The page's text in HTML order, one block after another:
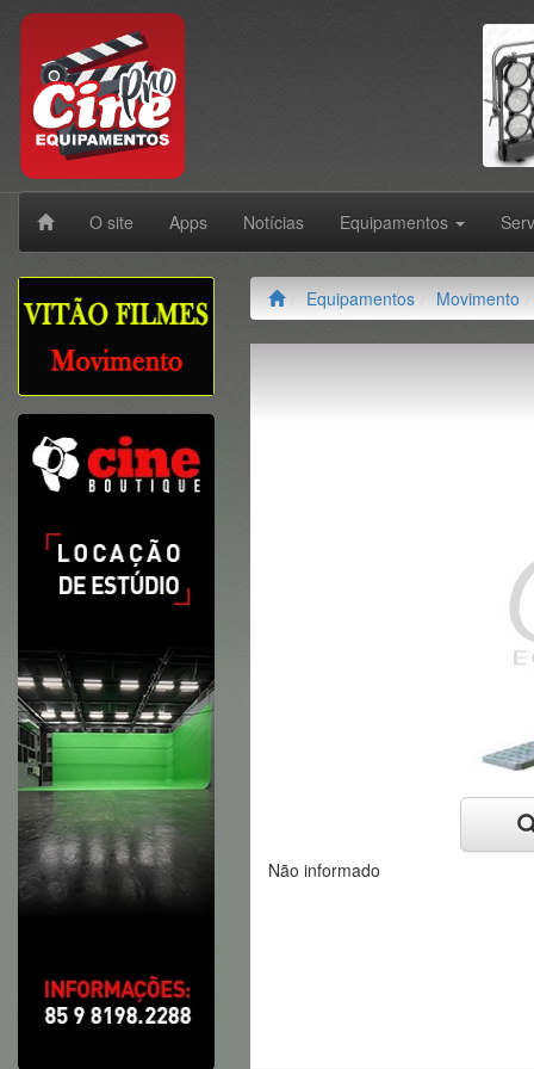
O site Apps Notícias Equipamentos
Equipamentos Movimento
Não informado